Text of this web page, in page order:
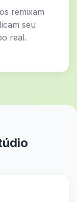
remixam
seu
real.